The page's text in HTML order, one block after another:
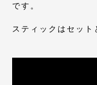
です。
スティックはセット